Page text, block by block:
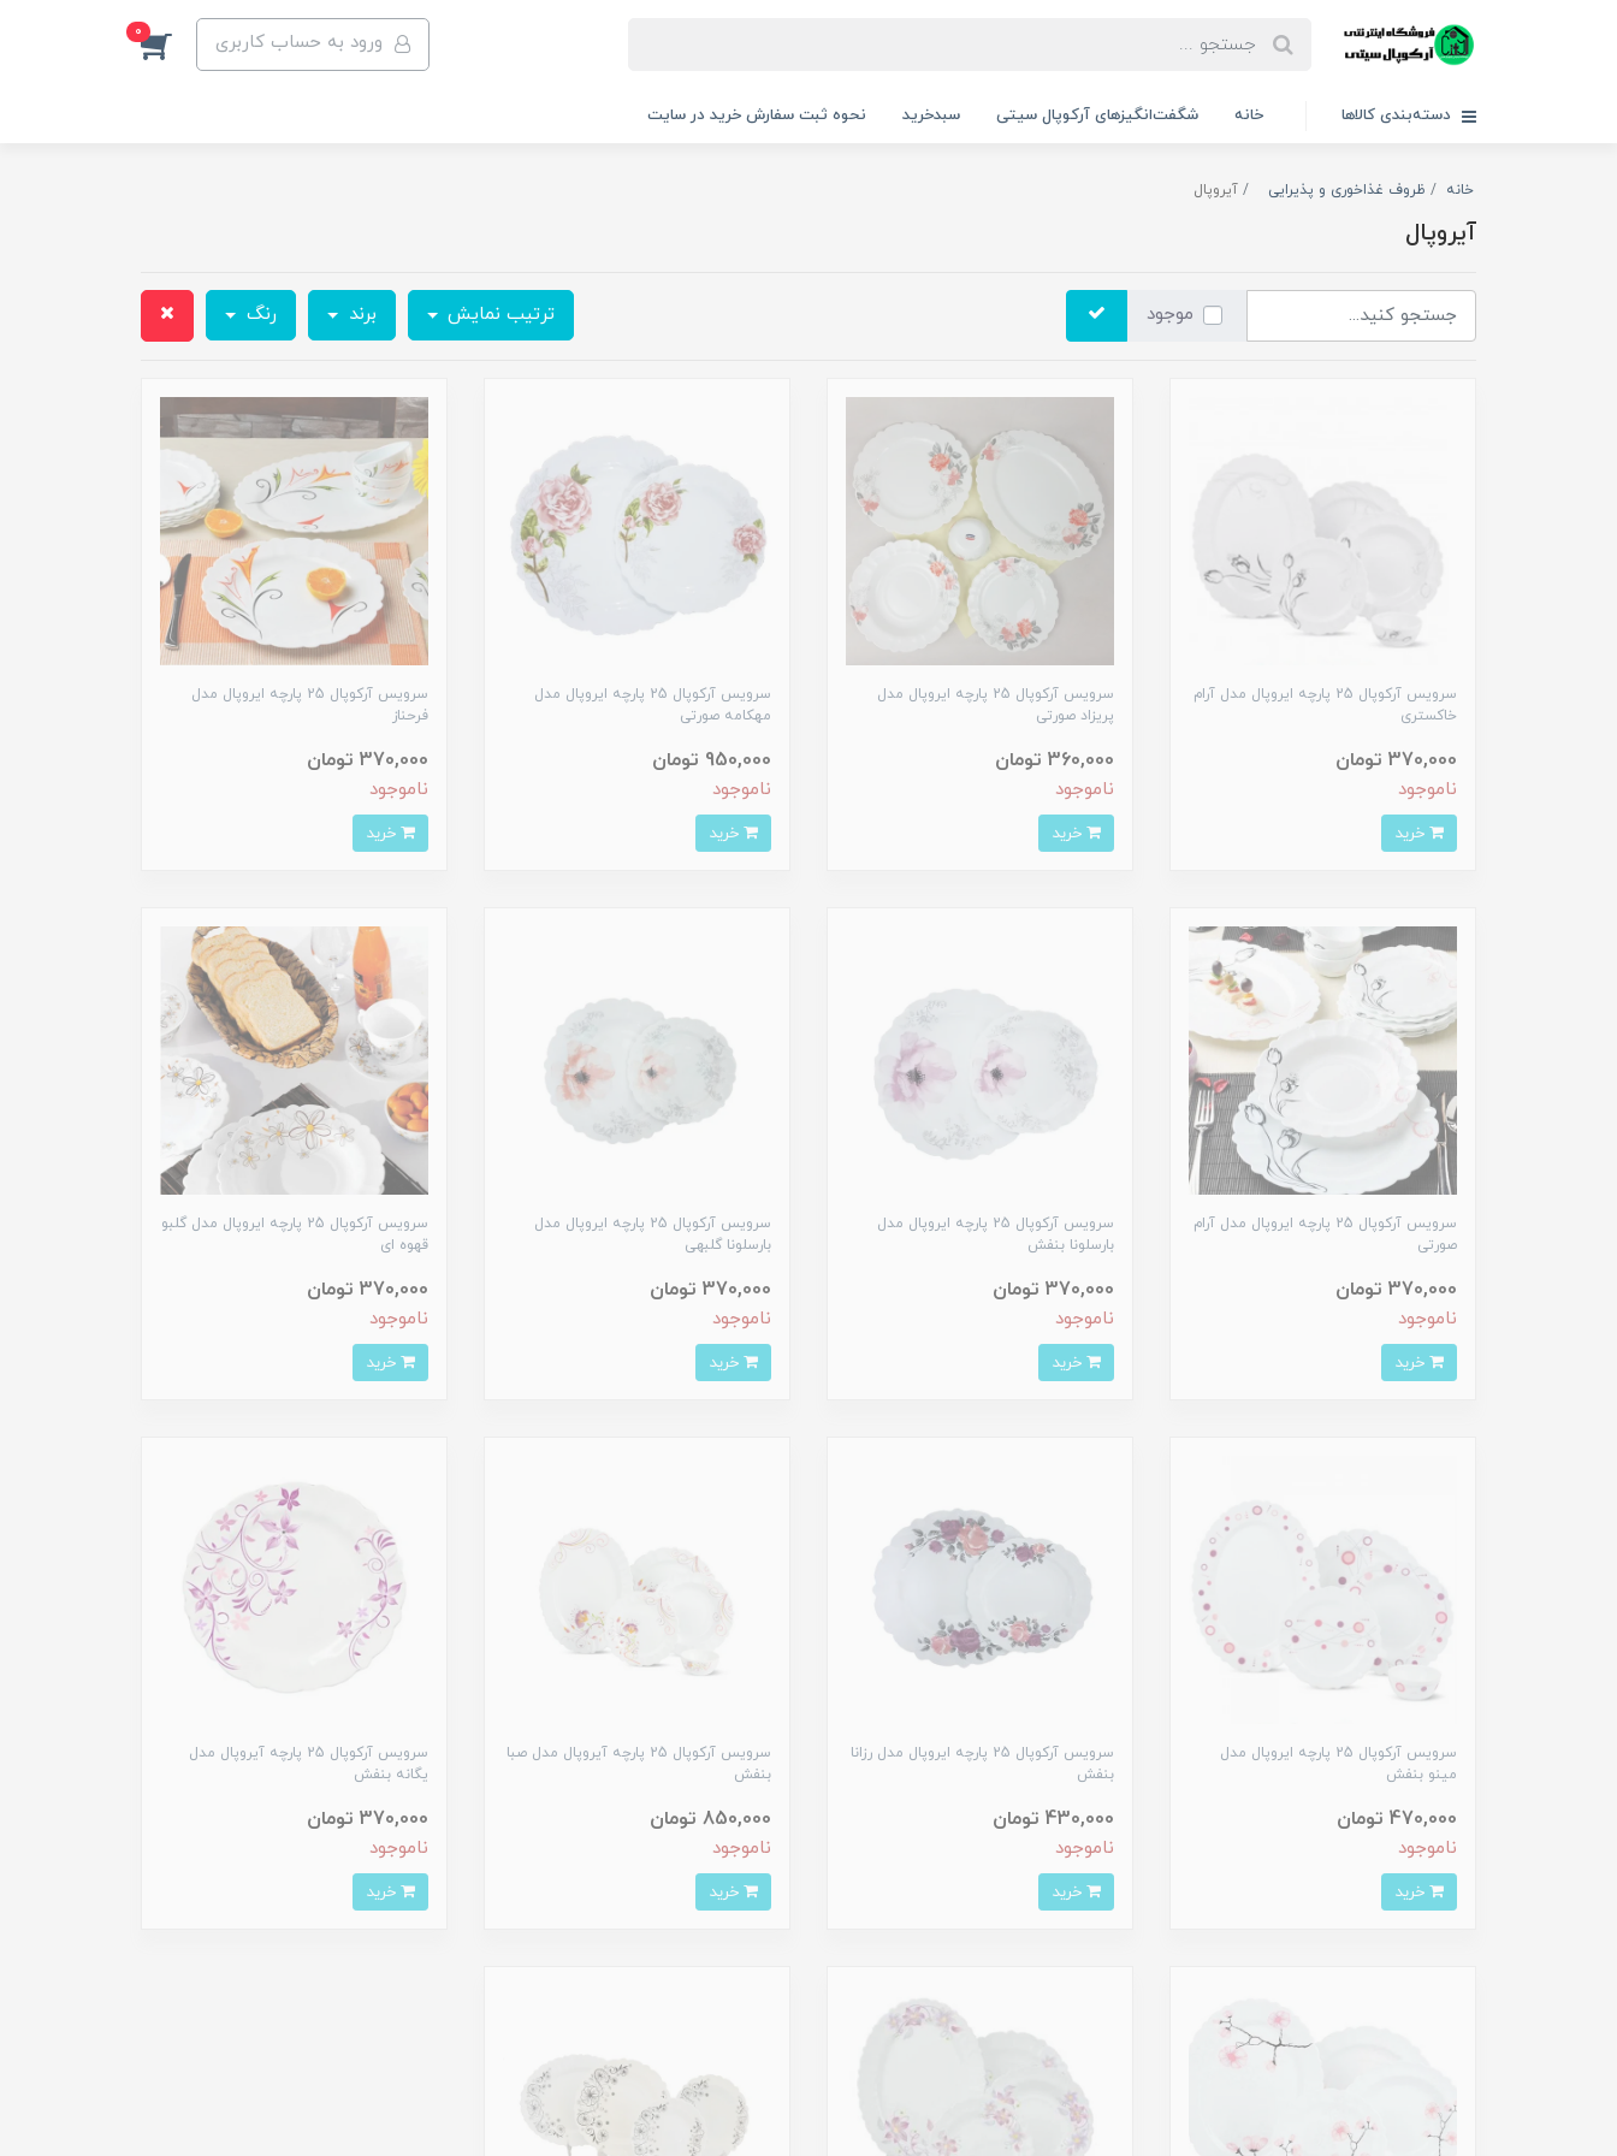
ورود به حساب کاربری 0
دسته‌بندی کالاها خانه شگفت‌انگیزهای آرکوپال سیتی سبدخرید نحوه ثبت سفارش خرید در سایت
خانه ظروف غذاخوری و پذیرایی آیروپال
آیروپال
موجود ترتیب نمایش برند رنگ
سرویس آرکوپال 25 پارچه ایروپال مدل آرام
خاکستری
370,000 تومان
ناموجود
سرویس آرکوپال 25 پارچه ایروپال مدل
پریزاد صورتی
360,000 تومان
ناموجود
سرویس آرکوپال 25 پارچه ایروپال مدل
مهکامه صورتی
950,000 تومان
ناموجود
سرویس آرکوپال 25 پارچه ایروپال مدل
فرحناز
370,000 تومان
ناموجود
سرویس آرکوپال 25 پارچه ایروپال مدل آرام
صورتی
370,000 تومان
ناموجود
سرویس آرکوپال 25 پارچه ایروپال مدل
بارسلونا بنفش
370,000 تومان
ناموجود
سرویس آرکوپال 25 پارچه ایروپال مدل
بارسلونا گلبهی
370,000 تومان
ناموجود
سرویس آرکوپال 25 پارچه ایروپال مدل گلبو
قهوه ای
370,000 تومان
ناموجود
سرویس آرکوپال 25 پارچه ایروپال مدل
مینو بنفش
470,000 تومان
ناموجود
سرویس آرکوپال 25 پارچه ایروپال مدل رزانا
بنفش
430,000 تومان
ناموجود
سرویس آرکوپال 25 پارچه آیروپال مدل صبا
بنفش
850,000 تومان
ناموجود
سرویس آرکوپال 25 پارچه آیروپال مدل
یگانه بنفش
370,000 تومان
ناموجود